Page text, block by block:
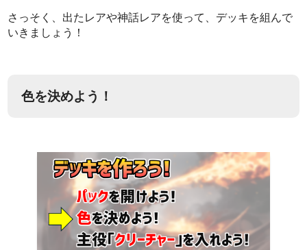
さっそく、出たレアや神話レアを使って、デッキを組んで
いきましょう！
色を決めよう！